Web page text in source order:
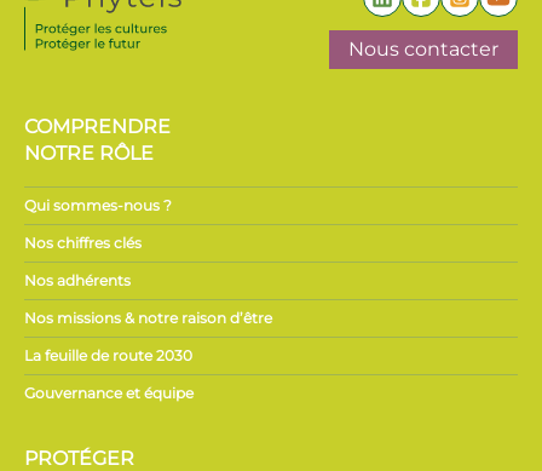
Nous contacter
COMPRENDRE
NOTRE RÔLE
Qui sommes-nous ?
Nos chiffres clés
Nos adhérents
Nos missions & notre raison d’être
La feuille de route 2030
Gouvernance et équipe
PROTÉGER